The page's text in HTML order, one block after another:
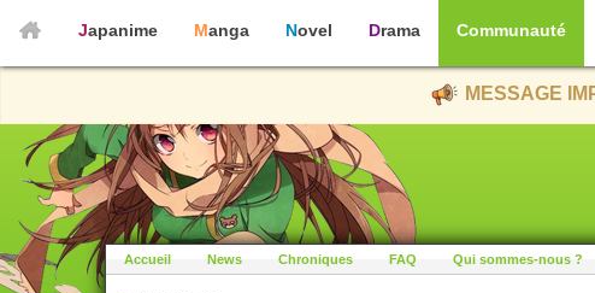
Japanime Manga Novel Drama Communauté
MESSAGE
Accueil News Chroniques FAQ Qui sommes-nous ?